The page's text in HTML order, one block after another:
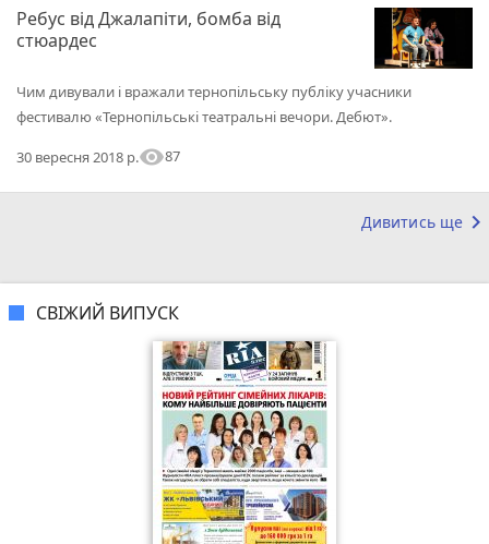
Ребус від Джалапіти, бомба від
стюардес
Чим дивували і вражали тернопільську публіку учасники
фестивалю «Тернопільські театральні вечори. Дебют».
30 вересня 2018 р.visibility87
Дивитись ще keyboard_arrow_right
СВІЖИЙ ВИПУСК